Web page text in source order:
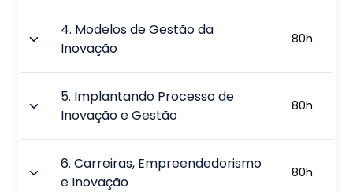
4. Modelos de Gestão da
Inovação
80h
5. Implantando Processo de
Inovação e Gestão
80h
6.Carreiras, Empreendedorismo
e Inovação
80h